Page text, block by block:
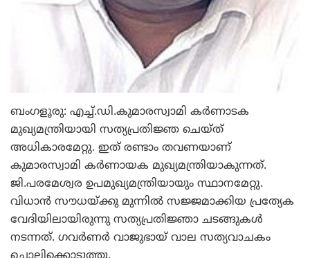
ബംഗളൂരു: എച്ച്.ഡി.കുമാരസ്വാമി കര്‍ണാടക
മുഖ്യമന്ത്രിയായി സത്യപ്രതിജ്ഞ ചെയ്ത്
അധികാരമേറ്റു. ഇത് രണ്ടാം തവണയാണ്
കുമാരസ്വാമി കര്‍ണായക മുഖ്യമന്ത്രിയാകുന്നത്.
ജി.പരമേശ്വര ഉപമുഖ്യമന്ത്രിയായും സ്ഥാനമേറ്റു.
വിധാന്‍ സൗധയ്ക്കു മുന്നില്‍ സജ്ജമാക്കിയ പ്രത്യേക
വേദിയിലായിരുന്നു സത്യപ്രതിജ്ഞാ ചടങ്ങുകള്‍
നടന്നത്. ഗവര്‍ണര്‍ വാജുഭായ് വാല സത്യവാചകം